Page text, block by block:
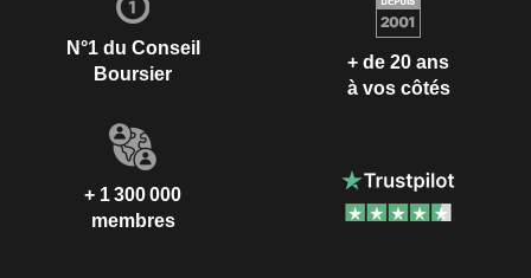
N°1 du Conseil
Boursier
+ de 20 ans
à vos côtés
+ 1 300 000
membres